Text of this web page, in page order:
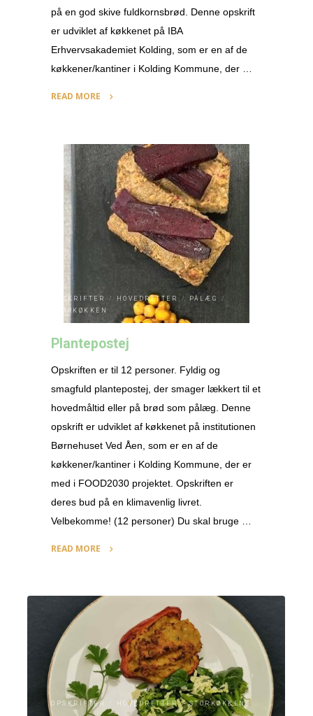
på en god skive fuldkornsbrød. Denne opskrift
er udviklet af køkkenet på IBA
Erhvervsakademiet Kolding, som er en af de
køkkener/kantiner i Kolding Kommune, der …
READ MORE
OPSKRIFTER / HOVEDRETTER / PÅLÆG
/
STORKØKKEN
Plantepostej
Opskriften er til 12 personer. Fyldig og
smagfuld plantepostej, der smager lækkert til et
hovedmåltid eller på brød som pålæg. Denne
opskrift er udviklet af køkkenet på institutionen
Børnehuset Ved Åen, som er en af de
køkkener/kantiner i Kolding Kommune, der er
med i FOOD2030 projektet. Opskriften er
deres bud på en klimavenlig livret.
Velbekomme! (12 personer) Du skal bruge …
READ MORE
OPSKRIFTER HOVEDRETTER / STORKØKKEN